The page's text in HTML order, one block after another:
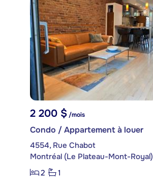
2 200 $ /mois
Condo / Appartement à louer
4554, Rue Chabot
Montréal (Le Plateau-Mont-Royal)
2
1